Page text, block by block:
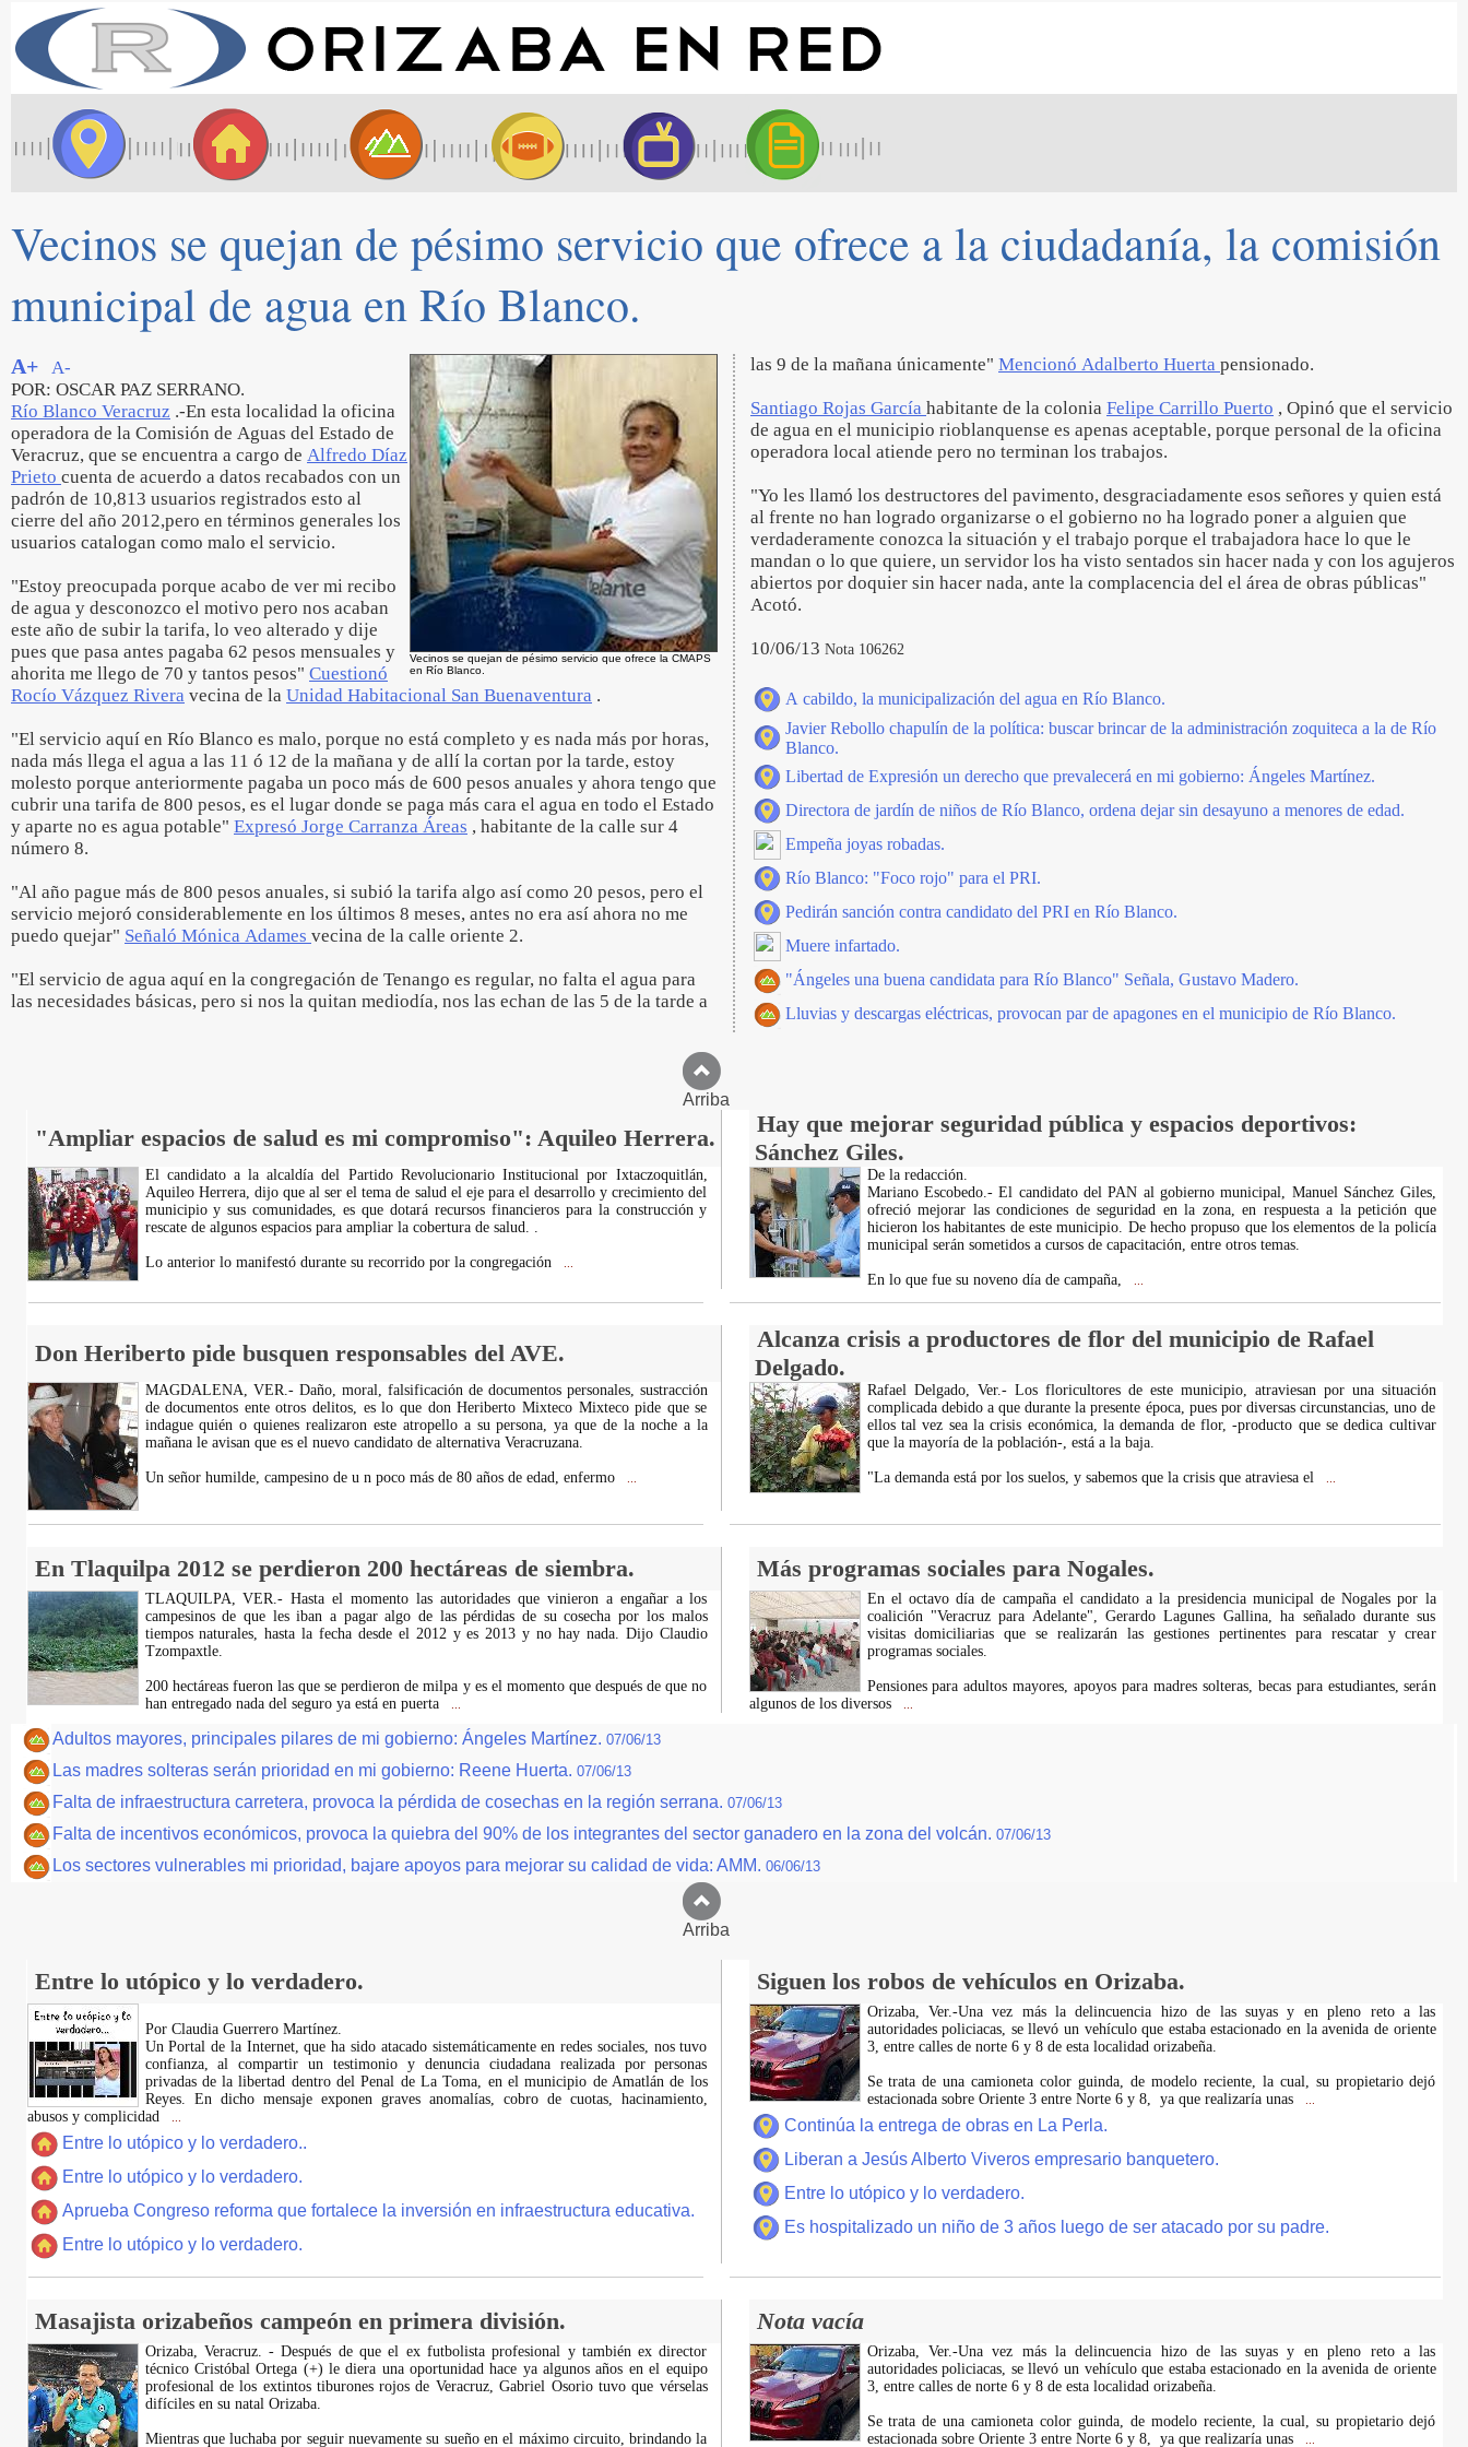
Vecinos se quejan de pésimo servicio que ofrece a la ciudadanía, la comisión
municipal de agua en Río Blanco.
Vecinos se quejan de pésimo servicio que ofrece la CMAPS
en Río Blanco.
A+
A-
POR: OSCAR PAZ SERRANO.
Río Blanco Veracruz .-En esta localidad la oficina
operadora de la Comisión de Aguas del Estado de
Veracruz, que se encuentra a cargo de Alfredo Díaz
Prieto cuenta de acuerdo a datos recabados con un
padrón de 10,813 usuarios registrados esto al
cierre del año 2012,pero en términos generales los
usuarios catalogan como malo el servicio.
"Estoy preocupada porque acabo de ver mi recibo
de agua y desconozco el motivo pero nos acaban
este año de subir la tarifa, lo veo alterado y dije
pues que pasa antes pagaba 62 pesos mensuales y
ahorita me llego de 70 y tantos pesos" Cuestionó
Rocío Vázquez Rivera vecina de la Unidad Habitacional San Buenaventura .
"El servicio aquí en Río Blanco es malo, porque no está completo y es nada más por horas,
nada más llega el agua a las 11 ó 12 de la mañana y de allí la cortan por la tarde, estoy
molesto porque anteriormente pagaba un poco más de 600 pesos anuales y ahora tengo que
cubrir una tarifa de 800 pesos, es el lugar donde se paga más cara el agua en todo el Estado
y aparte no es agua potable" Expresó Jorge Carranza Áreas , habitante de la calle sur 4
número 8.
"Al año pague más de 800 pesos anuales, si subió la tarifa algo así como 20 pesos, pero el
servicio mejoró considerablemente en los últimos 8 meses, antes no era así ahora no me
puedo quejar" Señaló Mónica Adames vecina de la calle oriente 2.
"El servicio de agua aquí en la congregación de Tenango es regular, no falta el agua para
las necesidades básicas, pero si nos la quitan mediodía, nos las echan de las 5 de la tarde a
las 9 de la mañana únicamente" Mencionó Adalberto Huerta pensionado.
Santiago Rojas García habitante de la colonia Felipe Carrillo Puerto , Opinó que el servicio
de agua en el municipio rioblanquense es apenas aceptable, porque personal de la oficina
operadora local atiende pero no terminan los trabajos.
"Yo les llamó los destructores del pavimento, desgraciadamente esos señores y quien está
al frente no han logrado organizarse o el gobierno no ha logrado poner a alguien que
verdaderamente conozca la situación y el trabajo porque el trabajadora hace lo que le
mandan o lo que quiere, un servidor los ha visto sentados sin hacer nada y con los agujeros
abiertos por doquier sin hacer nada, ante la complacencia del el área de obras públicas"
Acotó.
10/06/13 Nota 106262
A cabildo, la municipalización del agua en Río Blanco.
Javier Rebollo chapulín de la política: buscar brincar de la administración zoquiteca a la de Río
Blanco.
Libertad de Expresión un derecho que prevalecerá en mi gobierno: Ángeles Martínez.
Directora de jardín de niños de Río Blanco, ordena dejar sin desayuno a menores de edad.
Empeña joyas robadas.
Río Blanco: "Foco rojo" para el PRI.
Pedirán sanción contra candidato del PRI en Río Blanco.
Muere infartado.
"Ángeles una buena candidata para Río Blanco" Señala, Gustavo Madero.
Lluvias y descargas eléctricas, provocan par de apagones en el municipio de Río Blanco.
Arriba
"Ampliar espacios de salud es mi compromiso": Aquileo Herrera.
Hay que mejorar seguridad pública y espacios deportivos:
Sánchez Giles.
El candidato a la alcaldía del Partido Revolucionario Institucional por Ixtaczoquitlán,
Aquileo Herrera, dijo que al ser el tema de salud el eje para el desarrollo y crecimiento del
municipio y sus comunidades, es que dotará recursos financieros para la construcción y
rescate de algunos espacios para ampliar la cobertura de salud. .
Lo anterior lo manifestó durante su recorrido por la congregación
De la redacción.
Mariano Escobedo.- El candidato del PAN al gobierno municipal, Manuel Sánchez Giles,
ofreció mejorar las condiciones de seguridad en la zona, en respuesta a la petición que
hicieron los habitantes de este municipio. De hecho propuso que los elementos de la policía
municipal serán sometidos a cursos de capacitación, entre otros temas.
En lo que fue su noveno día de campaña,
Don Heriberto pide busquen responsables del AVE.
Alcanza crisis a productores de flor del municipio de Rafael
Delgado.
MAGDALENA, VER.- Daño, moral, falsificación de documentos personales, sustracción
de documentos ente otros delitos, es lo que don Heriberto Mixteco Mixteco pide que se
indague quién o quienes realizaron este atropello a su persona, ya que de la noche a la
mañana le avisan que es el nuevo candidato de alternativa Veracruzana.
Un señor humilde, campesino de u n poco más de 80 años de edad, enfermo
Rafael Delgado, Ver.- Los floricultores de este municipio, atraviesan por una situación
complicada debido a que durante la presente época, pues por diversas circunstancias, uno de
ellos tal vez sea la crisis económica, la demanda de flor, -producto que se dedica cultivar
que la mayoría de la población-, está a la baja.
"La demanda está por los suelos, y sabemos que la crisis que atraviesa el
En Tlaquilpa 2012 se perdieron 200 hectáreas de siembra. Más programas sociales para Nogales.
TLAQUILPA, VER.- Hasta el momento las autoridades que vinieron a engañar a los
campesinos de que les iban a pagar algo de las pérdidas de su cosecha por los malos
tiempos naturales, hasta la fecha desde el 2012 y es 2013 y no hay nada. Dijo Claudio
Tzompaxtle.
200 hectáreas fueron las que se perdieron de milpa y es el momento que después de que no
han entregado nada del seguro ya está en puerta
En el octavo día de campaña el candidato a la presidencia municipal de Nogales por la
coalición "Veracruz para Adelante", Gerardo Lagunes Gallina, ha señalado durante sus
visitas domiciliarias que se realizarán las gestiones pertinentes para rescatar y crear
programas sociales.
Pensiones para adultos mayores, apoyos para madres solteras, becas para estudiantes, serán
algunos de los diversos
Adultos mayores, principales pilares de mi gobierno: Ángeles Martínez. 07/06/13
Las madres solteras serán prioridad en mi gobierno: Reene Huerta. 07/06/13
Falta de infraestructura carretera, provoca la pérdida de cosechas en la región serrana. 07/06/13
Falta de incentivos económicos, provoca la quiebra del 90% de los integrantes del sector ganadero en la zona del volcán. 07/06/13
Los sectores vulnerables mi prioridad, bajare apoyos para mejorar su calidad de vida: AMM. 06/06/13
Arriba
Entre lo utópico y lo verdadero. Siguen los robos de vehículos en Orizaba.
Por Claudia Guerrero Martínez.
​Un Portal de la Internet, que ha sido atacado sistemáticamente en redes sociales, nos tuvo
confianza, al compartir un testimonio y denuncia ciudadana realizada por personas
privadas de la libertad dentro del Penal de La Toma, en el municipio de Amatlán de los
Reyes. En dicho mensaje exponen graves anomalías, cobro de cuotas, hacinamiento,
abusos y complicidad
Entre lo utópico y lo verdadero..
Entre lo utópico y lo verdadero.
Aprueba Congreso reforma que fortalece la inversión en infraestructura educativa.
Entre lo utópico y lo verdadero.
Orizaba, Ver.-Una vez más la delincuencia hizo de las suyas y en pleno reto a las
autoridades policiacas, se llevó un vehículo que estaba estacionado en la avenida de oriente
3, entre calles de norte 6 y 8 de esta localidad orizabeña.
Se trata de una camioneta color guinda, de modelo reciente, la cual, su propietario dejó
estacionada sobre Oriente 3 entre Norte 6 y 8, ya que realizaría unas
Continúa la entrega de obras en La Perla.
Liberan a Jesús Alberto Viveros empresario banquetero.
Entre lo utópico y lo verdadero.
Es hospitalizado un niño de 3 años luego de ser atacado por su padre.
Masajista orizabeños campeón en primera división. Nota vacía
Orizaba, Veracruz. - Después de que el ex futbolista profesional y también ex director
técnico Cristóbal Ortega (+) le diera una oportunidad hace ya algunos años en el equipo
profesional de los extintos tiburones rojos de Veracruz, Gabriel Osorio tuvo que vérselas
difíciles en su natal Orizaba.
Mientras que luchaba por seguir nuevamente su sueño en el máximo circuito, brindando la
Orizaba, Ver.-Una vez más la delincuencia hizo de las suyas y en pleno reto a las
autoridades policiacas, se llevó un vehículo que estaba estacionado en la avenida de oriente
3, entre calles de norte 6 y 8 de esta localidad orizabeña.
Se trata de una camioneta color guinda, de modelo reciente, la cual, su propietario dejó
estacionada sobre Oriente 3 entre Norte 6 y 8, ya que realizaría unas